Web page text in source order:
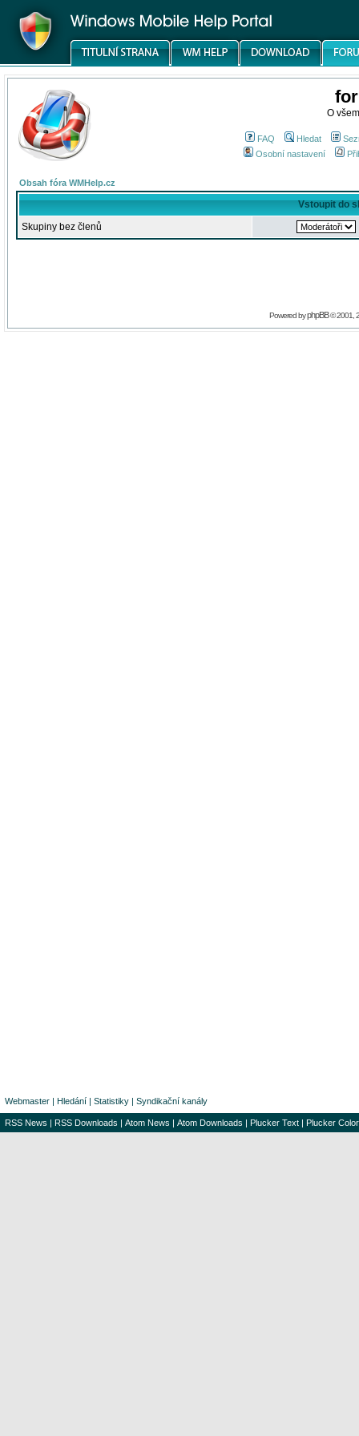
O
FAQ Hledat
Osobní nastavení
Obsah fóra WMHelp.cz
Vstoupit do
Skupiny bez členů
Powered byphpBB© 2001,
Webmaster | Hledání | Statistiky | Syndikační kanály
RSS News | RSS Downloads | Atom News | Atom Downloads | Plucker Text | Plucker Color